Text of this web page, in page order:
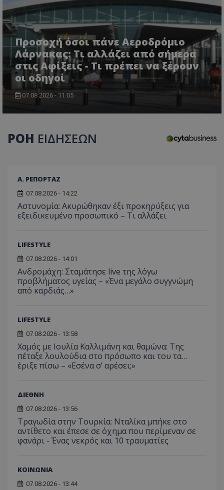
Προσοχή όσοι πάνε Αεροδρόμιο
Λάρνακας: Τι αλλάζει από σήμερα
στις Αφίξεις - Τι πρέπει να ξέρουν
οι οδηγοί
07.08.2026 - 11:05
ΡΟΗ ΕΙΔΗΣΕΩΝ
Α. ΡΕΠΟΡΤΑΖ
07.08.2026 - 14:22
Αστυνομία: Ακυρώθηκαν έξι προκηρύξεις για
εξειδικευμένο προσωπικό – Τι αλλάζει
LIFESTYLE
07.08.2026 - 14:01
Ανδρομάχη: Σταμάτησε live της λόγω
προβλήματος υγείας – «Ένα μεγάλο συγγνώμη
από καρδιάς…»
LIFESTYLE
07.08.2026 - 13:58
Χαμός με Ιουλία Καλλιμάνη και θαμώνα: Της
πέταξε λουλούδια στο πρόσωπο και του τα…
έριξε πίσω – «Εσένα σ’ αρέσει;»
ΔΙΕΘΝΗ
07.08.2026 - 13:56
Τραγωδία στην Τουρκία: Νταλίκα μπήκε στο
αντίθετο και έπεσε σε όχημα που περίμεναν σε
φανάρι - Ένας νεκρός και 10 τραυματίες
ΚΟΙΝΩΝΙΑ
07.08.2026 - 13:44